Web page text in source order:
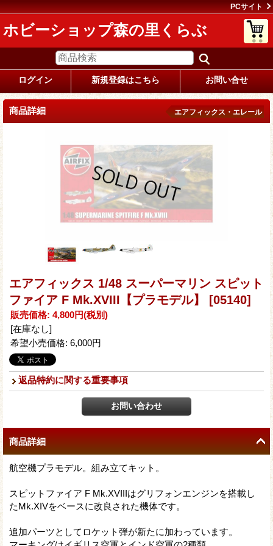
PCサイト
ホビーショップ森の里くらぶ
ログイン 新規登録はこちら お問い合せ
商品詳細 エアフィックス・エレール
エアフィックス 1/48 スーパーマリン スピット
ファイア F Mk.XVIII【プラモデル】
[05140]
販売価格: 4,800円(税別)
[在庫なし]
希望小売価格: 6,000円
返品特約に関する重要事項
商品詳細
航空機プラモデル。組み立てキット。
スピットファイア F Mk.XVIIIはグリフォンエンジンを搭載し
たMk.XIVをベースに改良された機体です。
追加パーツとしてロケット弾が新たに加わっています。